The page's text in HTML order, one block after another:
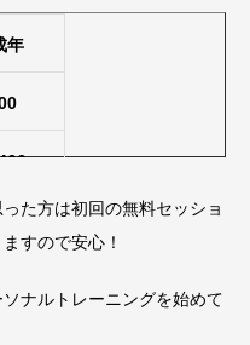
年
た方は初回の無料セッショ
すので安心！
ナルトレーニングを始めて